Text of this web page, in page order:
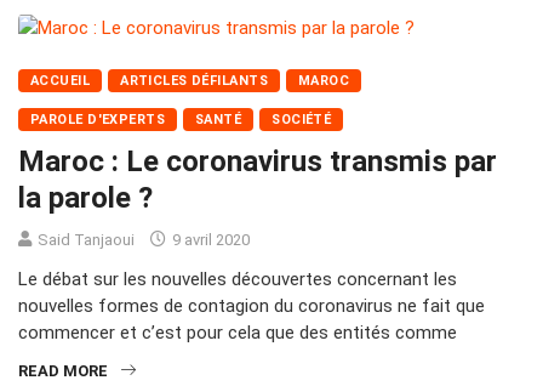
ACCUEIL ARTICLES DÉFILANTS MAROC
PAROLE D'EXPERTS SANTÉ SOCIÉTÉ
Maroc : Le coronavirus transmis par
la parole ?
Said Tanjaoui 9 avril 2020
Le débat sur les nouvelles découvertes concernant les
nouvelles formes de contagion du coronavirus ne fait que
commencer et c’est pour cela que des entités comme
READ MORE